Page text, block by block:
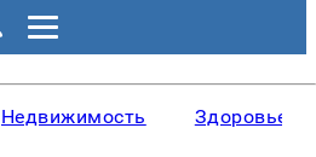
Недвижимость Здоровье